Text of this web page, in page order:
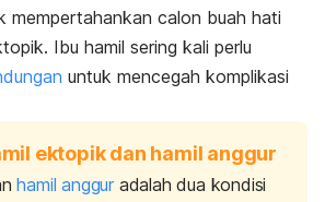
mempertahankan calon buah hati
Ibu hamil sering kali perlu
untuk mencegah komplikasi
ektopik dan hamil anggur
hamil anggur adalah dua kondisi